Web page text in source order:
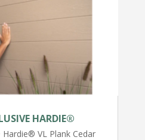
HARDIE®
VL Plank Cedar